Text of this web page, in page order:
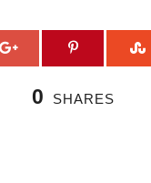
0 SHARES